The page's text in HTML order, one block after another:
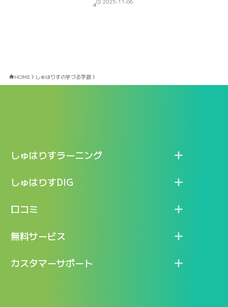
4
HOME しゅはりすの芋づる学習
しゅはりすラーニング
特長
料金
新着情報
ログイン
しゅはりすDIG
記事一覧
口コミ
口コミ一覧
無料サービス
LINEで『Iパス ならし学習』
カスタマーサポート